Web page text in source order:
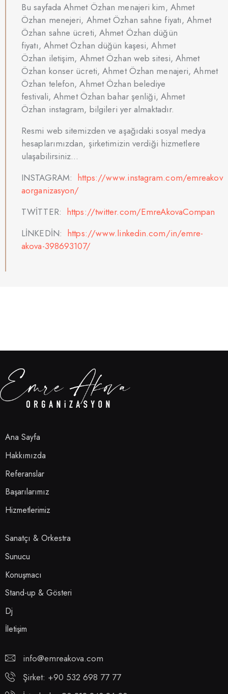
Bu sayfada Ahmet Özhan menajeri kim, Ahmet
Özhan menejeri, Ahmet Özhan sahne fiyatı, Ahmet
Özhan sahne ücreti, Ahmet Özhan düğün
fiyatı, Ahmet Özhan düğün kaşesi, Ahmet
Özhan iletişim, Ahmet Özhan web sitesi, Ahmet
Özhan konser ücreti, Ahmet Özhan menajeri, Ahmet
Özhan telefon, Ahmet Özhan belediye
festivali, Ahmet Özhan bahar şenliği, Ahmet
Özhan instagram, bilgileri yer almaktadır.
Resmi web sitemizden ve aşağıdaki sosyal medya
hesaplarımızdan, şirketimizin verdiği hizmetlere
ulaşabilirsiniz…
INSTAGRAM: https://www.instagram.com/emreakov
aorganizasyon/
TWİTTER: https://twitter.com/EmreAkovaCompan
LİNKEDİN: https://www.linkedin.com/in/emre-
akova-398693107/
Ana Sayfa
Hakkımızda
Referanslar
Başarılarımız
Hizmetlerimiz
Sanatçı & Orkestra
Sunucu
Konuşmacı
Stand-up & Gösteri
Dj
İletişim
info@emreakova.com
Şirket: +90 532 698 77 77